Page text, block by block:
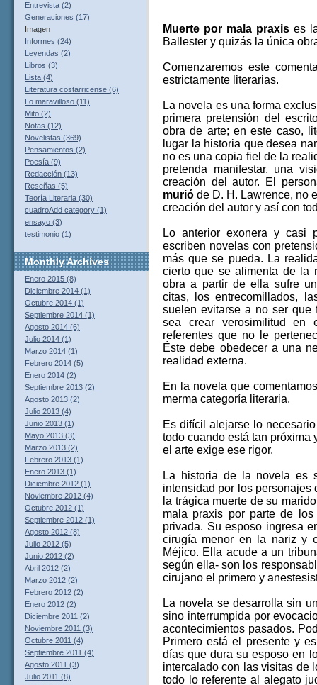
Muerte por mala praxis es
Ballester y quizás la única
Comenzaremos este
estrictamente literarias.
La novela es una forma
primera pretensión del
obra de arte; en este caso,
lugar la historia que desea
no es una copia fiel de la
pretenda manifestar, una
creación del autor. El
murió de D. H. Lawrence, no
creación del autor y así con
Lo anterior exonera y casi
escriben novelas con
más que se pueda. La
cierto que se alimenta de la
obra a partir de ella sufre
citas, los entrecomillados,
suelen evitarse a no ser
sea crear verosimilitud en
referentes que no le
Éste debe obedecer a una
realidad externa.
En la novela que
merma categoría literaria.
Es difícil alejarse lo
todo cuando está tan próxima
el arte exige ese rigor.
La historia de la novela es
intensidad por los personajes
la trágica muerte de su
mala praxis por parte de
privada. Su esposo ingresa
cirugía menor en la nariz y
Méjico. Ella acude a un
según ella- son los
cirujano el primero y
La novela se desarrolla sin
sino interrumpida por
acontecimientos pasados.
Primero está el presente y
días que dura su esposo en
intercalado con las visitas de
todo lo referente al alegato
Entrevista (2)
Generaciones (17)
Imagen
Informes (24)
Leyendas (2)
Libros (3)
Lista (4)
Literatura costarricense (6)
Lo maravilloso (11)
Mito (2)
Notas (12)
Novelistas (369)
Pensamientos (2)
Poesía (9)
Redacción (13)
Reseñas (5)
Teoría Literaria (30)
cuadroAdd category (1)
ensayo (3)
testimonio (1)
MonthlyArchives
Enero 2015 (8)
Diciembre 2014 (1)
Octubre 2014 (1)
Septiembre 2014 (1)
Agosto 2014 (6)
Julio 2014 (1)
Marzo 2014 (1)
Febrero 2014 (5)
Enero 2014 (2)
Septiembre 2013 (2)
Agosto 2013 (2)
Julio 2013 (4)
Junio 2013 (1)
Mayo 2013 (3)
Marzo 2013 (2)
Febrero 2013 (1)
Enero 2013 (1)
Diciembre 2012 (1)
Noviembre 2012 (4)
Octubre 2012 (1)
Septiembre 2012 (1)
Agosto 2012 (8)
Julio 2012 (5)
Junio 2012 (2)
Abril 2012 (2)
Marzo 2012 (2)
Febrero 2012 (2)
Enero 2012 (2)
Diciembre 2011 (2)
Noviembre 2011 (3)
Octubre 2011 (4)
Septiembre 2011 (4)
Agosto 2011 (3)
Julio 2011 (8)